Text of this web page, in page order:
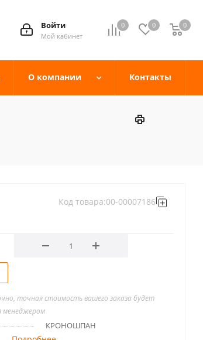
0 0 0
Войти
Мой кабинет
О компании Контакты
Код товара:00-00007186
точная стоимость вашего заказа будет
менеджером
КРОНОШПАН